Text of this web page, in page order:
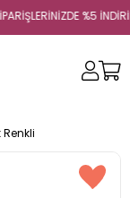
%5